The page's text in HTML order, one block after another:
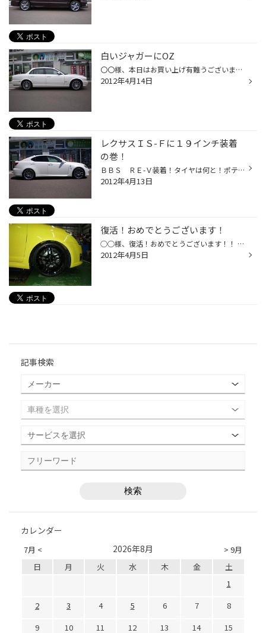
白いジャガーにOZ
〇〇様、本日はお買い上げ有難うございます。正直、マッチングはあまりでていませんでしたし、これっというホイールは欠品だしで、一時はどうなる事かと思いましたが、〇〇様のご決断の早さでこのホイールとジャガーが、ついにめぐり合いました。男らしいご決断に感謝です。結果からいうとこのホイ...
2012年4月14日
レクサスＩＳ-Ｆに１９インチ装着
の巻！
ＢＢＳ ＲＥ-Ｖ装着！タイヤは何と！ポテンザＲＥ-１１ ！！ 何も言えません、カッコイイの一言です！！ ありがとうございました！！
2012年4月13日
復活！おめでとうございます！
○○様、復活！おめでとうございます！！ 黄色のスイフトスポーツにマイスターブラックのプロドライブＧＣ-０５Ｋ！カッコイイ！ ほとんどプラモデルです（笑、ほめ言葉です。念の為）。 冬が明けました。法定速度内でガンガン走って下さい！！！ それではまた、ご来店お待ちしております。
2012年4月5日
記事検索
カレンダー
7月 < > 9月
2026年8月
日 月 火 水 木 金
土
1
2
3 4 5 6 7
8
9
10 11 12 13 14 15